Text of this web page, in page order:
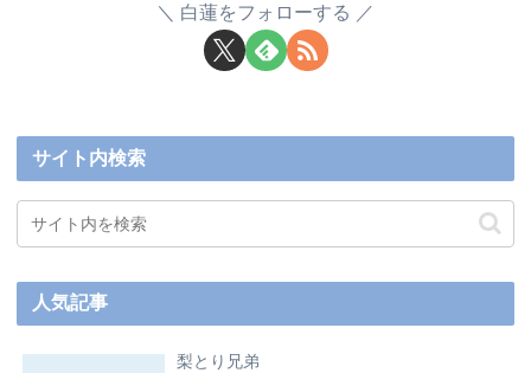
白蓮をフォローする
サイト内検索
人気記事
梨とり兄弟